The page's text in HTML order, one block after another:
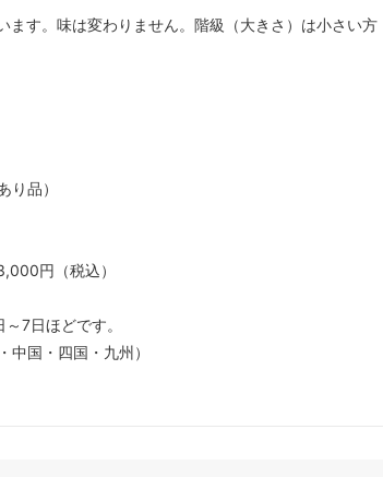
す。味は変わりません。階級（大きさ）は小さい方
品）
円（税込）
7日ほどです。
国・四国・九州）